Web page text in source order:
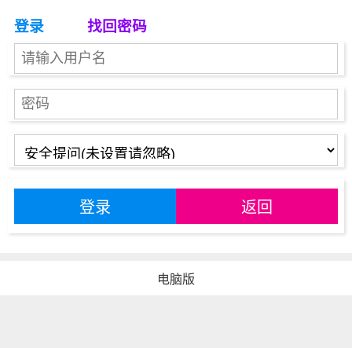
登录 找回密码
登录 返回
电脑版